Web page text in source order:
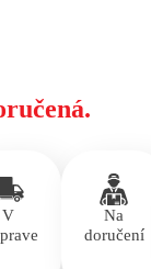
V
Na
doručení